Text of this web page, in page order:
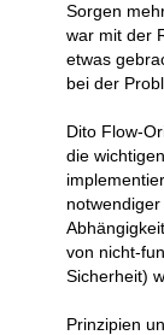
Sorgen
war mit der
etwas
bei der
Dito Flow-
die
von nicht-
Sicherheit)
Prinzipien